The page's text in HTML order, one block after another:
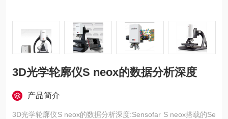
3D光学轮廓仪S neox的数据分析深度
产品简介
3D光学轮廓仪S neox的数据分析深度:Sensofar S neox搭载的Se